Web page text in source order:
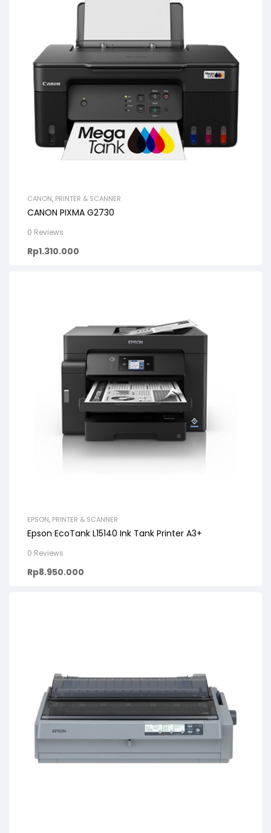
CANON, PRINTER & SCANNER
CANON PIXMA G2730
0 Reviews
Rp1.310.000
EPSON, PRINTER & SCANNER
Epson EcoTank L15140 Ink Tank Printer A3+
0 Reviews
Rp8.950.000